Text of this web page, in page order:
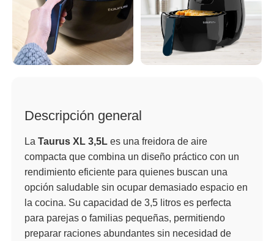
Descripción general
La Taurus XL 3,5L es una freidora de aire
compacta que combina un diseño práctico con un
rendimiento eficiente para quienes buscan una
opción saludable sin ocupar demasiado espacio en
la cocina. Su capacidad de 3,5 litros es perfecta
para parejas o familias pequeñas, permitiendo
preparar raciones abundantes sin necesidad de